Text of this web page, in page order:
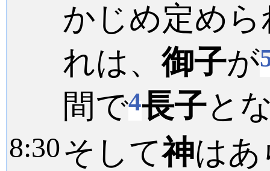
かじめ定め
れは、御子が
間で4長子と
8:30そして神は